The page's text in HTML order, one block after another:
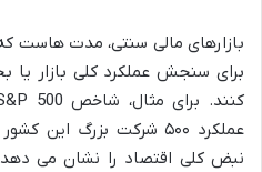
بازارهای مالی سنتی، مدت هاست
برای سنجش عملکرد کلی بازار
عملکرد ۵۰۰ شرکت بزرگ
نبض کلی اقتصاد را نشان می دهد.